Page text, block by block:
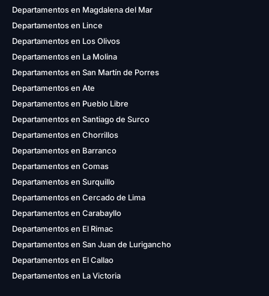
Departamentos en Magdalena del Mar
Departamentos en Lince
Departamentos en Los Olivos
Departamentos en La Molina
Departamentos en San Martín de Porres
Departamentos en Ate
Departamentos en Pueblo Libre
Departamentos en Santiago de Surco
Departamentos en Chorrillos
Departamentos en Barranco
Departamentos en Comas
Departamentos en Surquillo
Departamentos en Cercado de Lima
Departamentos en Carabayllo
Departamentos en El Rimac
Departamentos en San Juan de Lurigancho
Departamentos en El Callao
Departamentos en La Victoria